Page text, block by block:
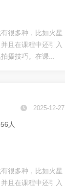
很多种，比如火星
且在课程中还引入
摄技巧。在课...
2025-12-27
人
很多种，比如火星
且在课程中还引入